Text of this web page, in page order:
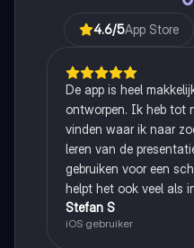
4.6/5App Store
De app is heel
ontworpen. Ik heb tot
vinden waar ik naar
leren van de
gebruiken voor een
helpt het ook veel als
Stefan S
iOS gebruiker